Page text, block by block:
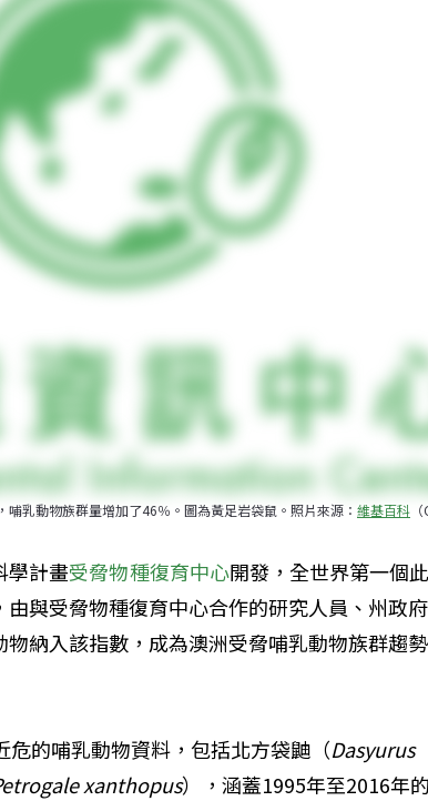
乳動物族群量增加了46％。圖為黃足岩袋鼠。照片來源： 維基百科
學計畫受脅物種復育中心開發，全世界第一個
與受脅物種復育中心合作的研究人員、州政
納入該指數，成為澳洲受脅哺乳動物族群趨
危的哺乳動物資料，包括北方袋鼬（Dasyurus
xanthopus），涵蓋1995年至2016年